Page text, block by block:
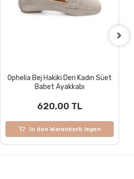
Ophelia Bej Hakiki Deri Kadın Süet
Babet Ayakkabı
620,00 TL
In den Warenkorb legen